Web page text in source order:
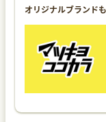
オリジナルブランド